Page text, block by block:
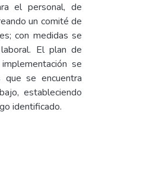
el personal, de
un comité de
con medidas se
El plan de
se
se encuentra
estableciendo
identificado.